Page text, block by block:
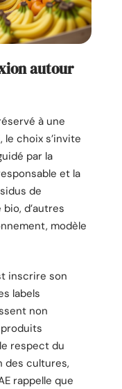
autour
à une
le choix s’invite
par la
et la
de
d’autres
modèle
inscrire son
labels
non
respect du
des cultures,
rappelle que